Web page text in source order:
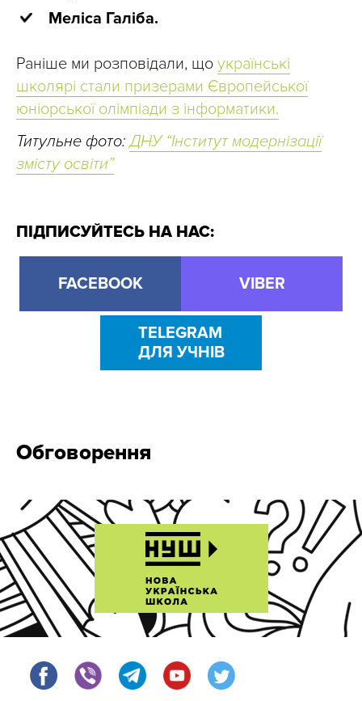
Меліса Галіба.
Раніше ми розповідали, що українські
школярі стали призерами Європейської
юніорської олімпіади з інформатики.
Титульне фото:ДНУ “Інститут модернізації
змісту освіти”
ПІДПИСУЙТЕСЬ НА НАС:
FACEBOOK VIBER
TELEGRAM
ДЛЯ УЧНІВ
Обговорення